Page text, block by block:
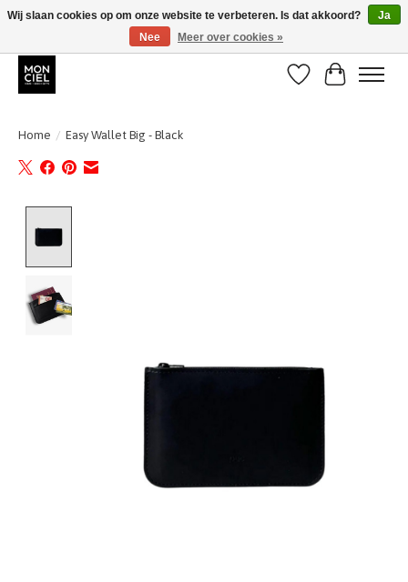
BE + NL : GRATIS VERZENDING van 31/07 t;e.m. 17/8
Verlanglijst
Home / Easy Wallet Big - Black
Wij slaan cookies op om onze website te verbeteren. Is dat akkoord?
Ja
Nee
Meer over cookies »